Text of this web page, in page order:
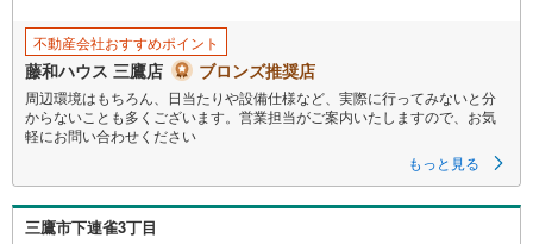
存
す
る
不動産会社おすすめポイント
藤和ハウス 三鷹店 ブロンズ推奨店
周辺環境はもちろん、日当たりや設備仕様など、実際に行ってみないと分
からないことも多くございます。営業担当がご案内いたしますので、お気
軽にお問い合わせください
もっと見る
三鷹市下連雀3丁目